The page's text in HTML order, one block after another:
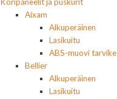
Koripaneelit ja puskurit
Aixam
Alkuperäinen
Lasikuitu
ABS-muovi tarvike
Bellier
Alkuperäinen
Lasikuitu